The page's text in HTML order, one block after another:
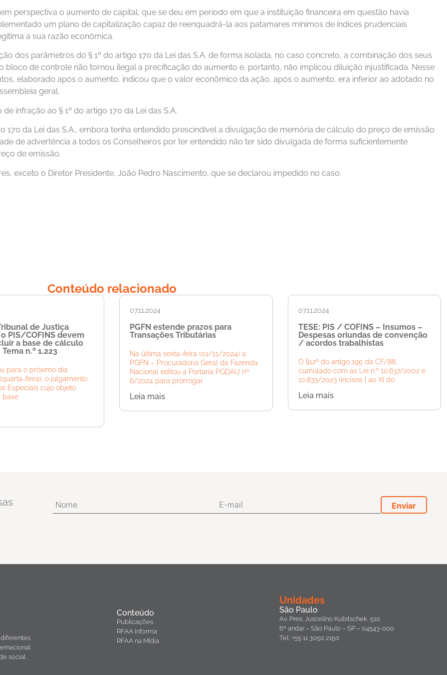
perspectiva o aumento de capital, que se deu em período em que a instituição financeira em questão havia
um plano de capitalização capaz de reenquadrá-la aos patamares mínimos de índices prudenciais
a sua razão econômica.
dos parâmetros do § 1º do artigo 170 da Lei das S.A. de forma isolada, no caso concreto, a combinação dos seus
bloco de controle não tornou ilegal a precificação do aumento e, portanto, não implicou diluição injustificada. Nesse
elaborado após o aumento, indicou que o valor econômico da ação, após o aumento, era inferior ao adotado no
geral.
infração ao § 1º do artigo 170 da Lei das S.A.
170 da Lei das S.A., embora tenha entendido prescindível a divulgação de memória de cálculo do preço de emissão
de advertência a todos os Conselheiros por ter entendido não ter sido divulgada de forma suficientemente
de emissão.
exceto o Diretor Presidente, João Pedro Nascimento, que se declarou impedido no caso.
Conteúdo relacionado
de Justiça
PIS/COFINS devem
a base de cálculo
n.º 1.223
para o próximo dia
feira), o julgamento
Especiais cujo objeto
base
07.11.2024
PGFN estende prazos para
Transações Tributárias
Na última sexta-feira (01/11/2024) a
PGFN – Procuradoria Geral da Fazenda
Nacional editou a Portaria PGDAU nº
6/2024 para prorrogar
Leia mais
07.11.2024
TESE: PIS / COFINS – Insumos –
Despesas oriundas de convenção
/ acordos trabalhistas
O §12º do artigo 195 da CF/88,
cumulado com as Lei n.º 10.637/2002 e
10.833/2023 (incisos I ao XI do
Leia mais
social
Conteúdo
Publicações
RFAA Informa
RFAA na Mídia
Unidades
São Paulo
Av. Pres. Juscelino Kubitschek, 510
6º andar – São Paulo – SP – 04543-000
Tel.: +55 11 3050 2150